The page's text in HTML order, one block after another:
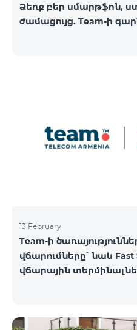
Ձեռք բեր սմարթֆոն,
ժամացույց. Team-ի
13 February
Team-ի
վճարումները՝ նաև
վճարային